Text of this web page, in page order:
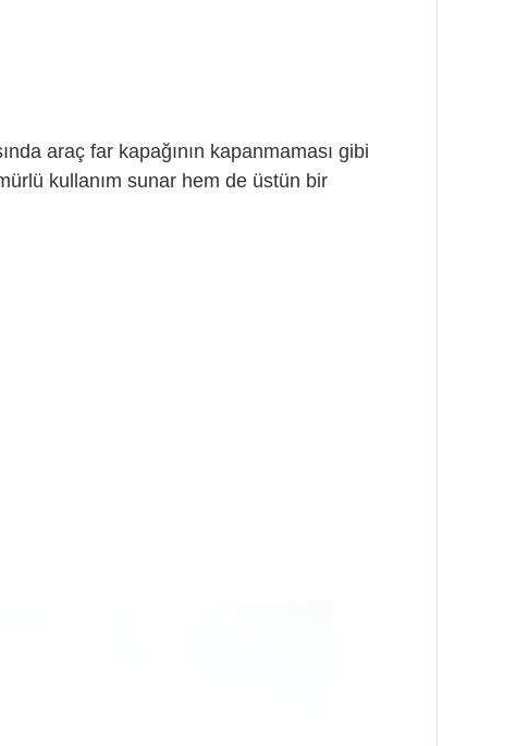
araç far kapağının kapanmaması gibi
kullanım sunar hem de üstün bir